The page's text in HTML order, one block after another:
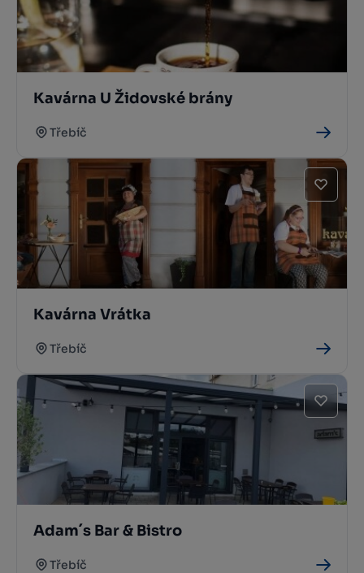
Kavárna U Židovské brány
Třebíč
Kavárna Vrátka
Třebíč
Adam´s Bar & Bistro
Třebíč